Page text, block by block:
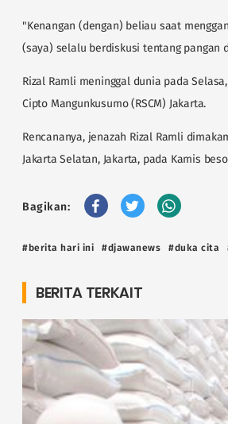
"Kenangan (dengan) beliau saat
(saya) selalu berdiskusi tentang pangan
Rizal Ramli meninggal dunia pada
Cipto Mangunkusumo (RSCM) Jakarta.
Rencananya, jenazah Rizal Ramli
Jakarta Selatan, Jakarta, pada Kamis
Bagikan:
#berita hari ini #djawanews #duka cita
BERITA TERKAIT